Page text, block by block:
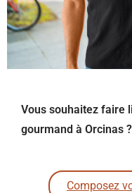
Vous souhaitez faire
gourmand à Orcinas ?
Composez